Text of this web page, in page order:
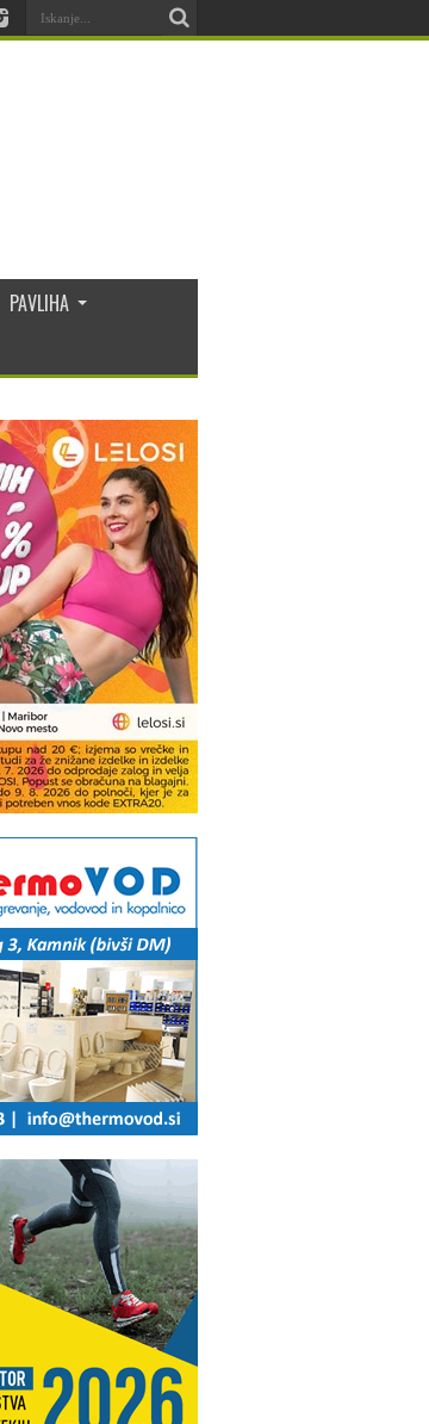
PAVLIHA